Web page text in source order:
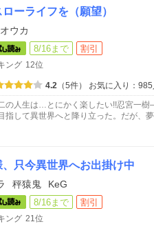
ーライフを（願望）
オウカ
8/16まで 割引
ング 12位
4.2 （5件）
お気に入り：985
の人生は…とにかく楽したい!!忍宮一
指して異世界へと降り立った。だが、
只今異世界へお出掛け中
秤猿鬼 KeG
8/16まで 割引
ング 21位